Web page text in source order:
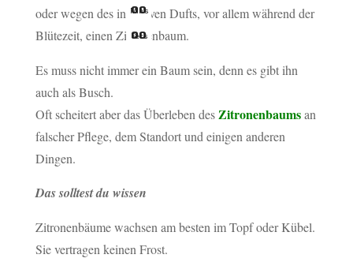
oder wegen des intensiven Dufts, vor allem während der
Blütezeit, einen Zitronenbaum.
Es muss nicht immer ein Baum sein, denn es gibt ihn
auch als Busch.
Oft scheitert aber das Überleben des Zitronenbaums an
falscher Pflege, dem Standort und einigen anderen
Dingen.
Das solltest du wissen
Zitronenbäume wachsen am besten im Topf oder Kübel.
Sie vertragen keinen Frost.
00
Mins
00
Secs